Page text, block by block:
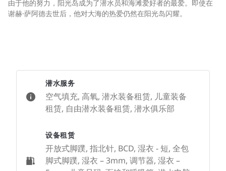
由于他的努力，阳光岛成为了潜水员和海滩爱好者的最爱。即使在
谢赫·萨阿德去世后，他对大海的热爱仍然在阳光岛闪耀。
潜水服务
空气填充, 高氧, 潜水装备租赁, 儿童装备
租赁, 自由潜水装备租赁, 潜水俱乐部
设备租赁
开放式脚蹼, 指北针, BCD, 湿衣 - 短, 全包
脚式脚蹼, 湿衣 – 3mm, 调节器, 湿衣 –